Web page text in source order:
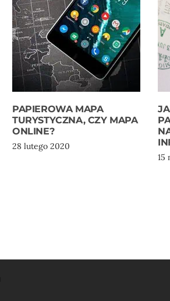
PAPIEROWA MAPA
TURYSTYCZNA, CZY MAPA
ONLINE?
28 lutego 2020
15